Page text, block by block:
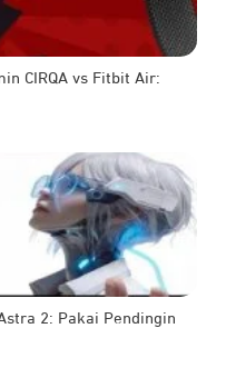
CIRQA vs Fitbit Air:
2: Pakai Pendingin